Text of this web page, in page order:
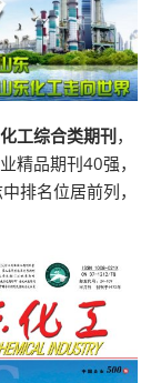
工综合类期刊 ，
精品期刊40强，
排名位居前列，